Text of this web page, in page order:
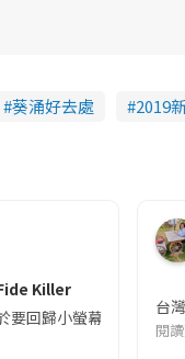
葵涌好去處 2019
Killer
要回歸小螢幕啦!這次的
台
閱